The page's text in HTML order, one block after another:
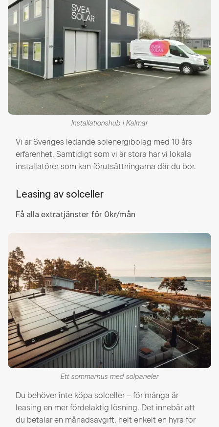
Installationshub i Kalmar
Vi är Sveriges ledande solenergibolag med 10 års
erfarenhet. Samtidigt som vi är stora har vi lokala
installatörer som kan förutsättningarna där du bor.
Leasing av solceller
Få alla extratjänster för 0kr/mån
Ett sommarhus med solpaneler
Du behöver inte köpa solceller – för många är
leasing en mer fördelaktig lösning. Det innebär att
du betalar en månadsavgift, helt enkelt en hyra för